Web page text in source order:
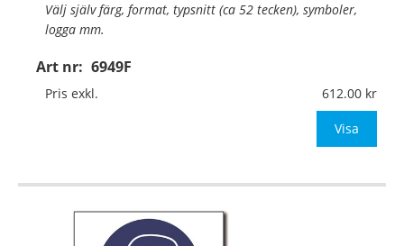
Art nr: 6949F
Välj själv färg, format, typsnitt (ca 52 tecken), symboler,
logga mm.
Material:Självhäftande folie
Mått:105x148mm (eller annat mått upp till 0,02m²)
Pris exkl. 612.00
Visa